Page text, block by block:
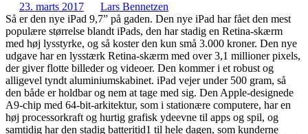
23. marts 2017
Lars Bennetzen
Så er den nye iPad 9,7” på gaden. Den nye iPad har fået den mest
populære størrelse blandt iPads, den har stadig en Retina-skærm
med høj lysstyrke, og så koster den kun små 3.000 kroner. Den nye
udgave har en lysstærk Retina-skærm med over 3,1 millioner pixels,
der giver flotte billeder og videoer. Den kommer i et robust og
alligevel tyndt aluminiumskabinet. iPad vejer under 500 gram, så
den både er holdbar og nem at tage med sig. Den Apple-designede
A9-chip med 64-bit-arkitektur, som i stationære computere, har en
høj processorkraft og hurtig grafisk ydeevne til apps og spil, og
samtidig har den stadig batteritid1 til hele dagen, som kunderne